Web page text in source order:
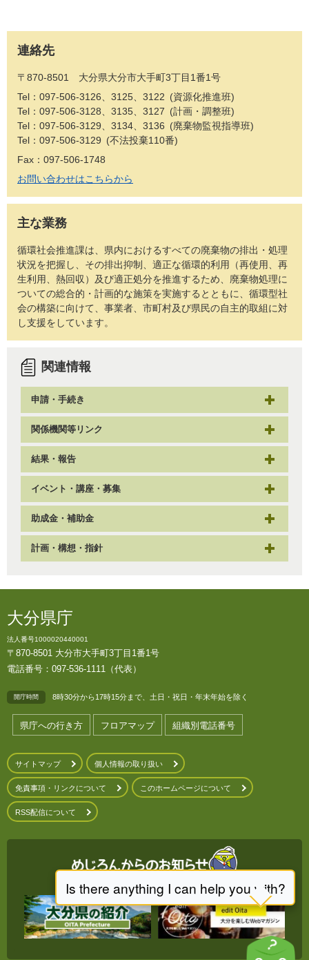
連絡先
〒870-8501 大分県大分市大手町3丁目1番1号
Tel：097-506-3126、3125、3122
資源化推進班
Tel：097-506-3128、3135、3127
計画・調整班
Tel：097-506-3129、3134、3136
廃棄物監視指導班
Tel：097-506-3129
不法投棄110番
Fax：097-506-1748
お問い合わせはこちらから
主な業務
循環社会推進課は、県内におけるすべての廃棄物の排出・処理
状況を把握し、その排出抑制、適正な循環的利用（再使用、再
生利用、熱回収）及び適正処分を推進するため、廃棄物処理に
ついての総合的・計画的な施策を実施するとともに、循環型社
会の構築に向けて、事業者、市町村及び県民の自主的取組に対
し支援をしています。
関連情報
申請・手続き
関係機関等リンク
結果・報告
イベント・講座・募集
助成金・補助金
計画・構想・指針
大分県庁
法人番号1000020440001
〒870-8501 大分市大手町3丁目1番1号
電話番号：097-536-1111（代表）
開庁時間 8時30分から17時15分まで、土日・祝日・年末年始を除く
県庁への行き方 フロアマップ 組織別電話番号
サイトマップ 個人情報の取り扱い
免責事項・リンクについて このホームページについて
RSS配信について